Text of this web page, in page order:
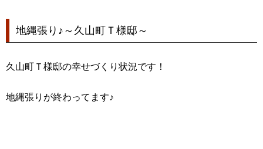
地縄張り♪～久山町Ｔ様邸～
久山町Ｔ様邸の幸せづくり状況です！
地縄張りが終わってます♪